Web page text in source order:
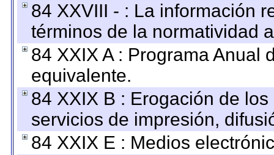
84 XXVIII - : La información
términos de la normatividad
84 XXIX A : Programa Anual
equivalente.
84 XXIX B : Erogación de
servicios de impresión,
84 XXIX E : Medios